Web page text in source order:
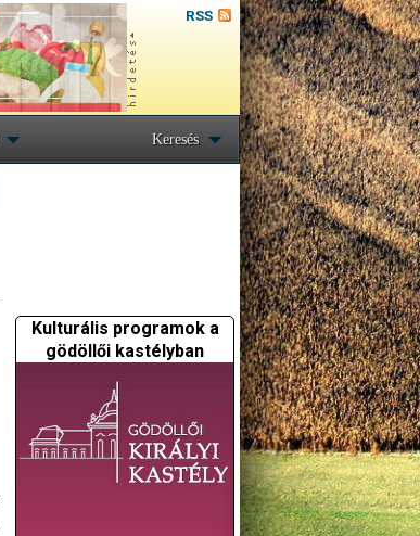
RSS
Keresés
Kulturális programok a
gödöllői kastélyban